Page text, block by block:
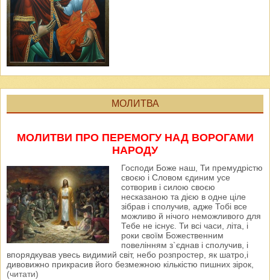
МОЛИТВА
МОЛИТВИ ПРО ПЕРЕМОГУ НАД ВОРОГАМИ
НАРОДУ
Господи Боже наш, Ти премудрістю
своєю і Словом єдиним усе
сотворив і силою своєю
несказаною та дією в одне ціле
зібрав і сполучив, адже Тобі все
можливо й нічого неможливого для
Тебе не існує. Ти всі часи, літа, і
роки своїм Божественним
повелінням з`єднав і сполучив, і
впорядкував увесь видимий світ, небо розпростер, як шатро,і
дивовижно прикрасив його безмежною кількістю пишних зірок,
(читати)